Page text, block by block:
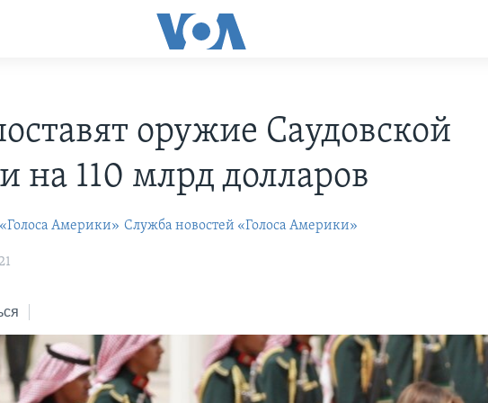
оружие Саудовской
на 110 млрд долларов
Америки» Служба новостей «Голоса Америки»